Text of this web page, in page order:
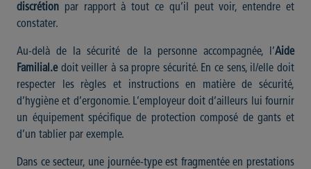
discrétion par rapport à tout ce qu’il peut voir, entendre et
constater.
Au-delà de la sécurité de la personne accompagnée, l’Aide
Familial.edoit veiller à sa propre sécurité. En ce sens, il/elle doit
respecter les règles et instructions en matière de sécurité,
d’hygiène et d’ergonomie. L’employeur doit d’ailleurs lui fournir
un équipement spécifique de protection composé de gants et
d’un tablier par exemple.
Dans ce secteur, une journée-type est fragmentée en prestations